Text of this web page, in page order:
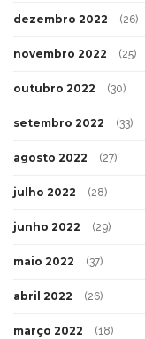
dezembro 2022 (26)
novembro 2022 (25)
outubro 2022 (30)
setembro 2022 (33)
agosto 2022 (27)
julho 2022 (28)
junho 2022 (29)
maio 2022 (37)
abril 2022 (26)
março 2022 (18)